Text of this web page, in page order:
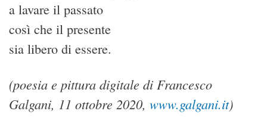
a lavare il passato
così che il presente
sia libero di essere.
(poesia e pittura digitale di Francesco
Galgani, 11 ottobre 2020, www.galgani.it)